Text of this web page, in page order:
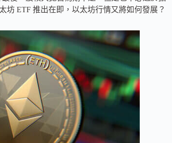
坊 ETF 推出在即，以太坊行情又將如何發展？